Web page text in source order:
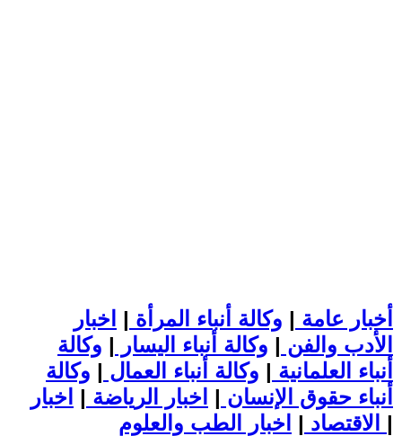
أخبار عامة | وكالة أنباء المرأة | اخبار
الأدب والفن | وكالة أنباء اليسار | وكالة
أنباء العلمانية | وكالة أنباء العمال | وكالة
أنباء حقوق الإنسان | اخبار الرياضة | اخبار
الاقتصاد | |